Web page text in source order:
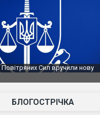
уразили Ярославський НПЗ:
регіону заявив про
БЛОГОСТРІЧКА